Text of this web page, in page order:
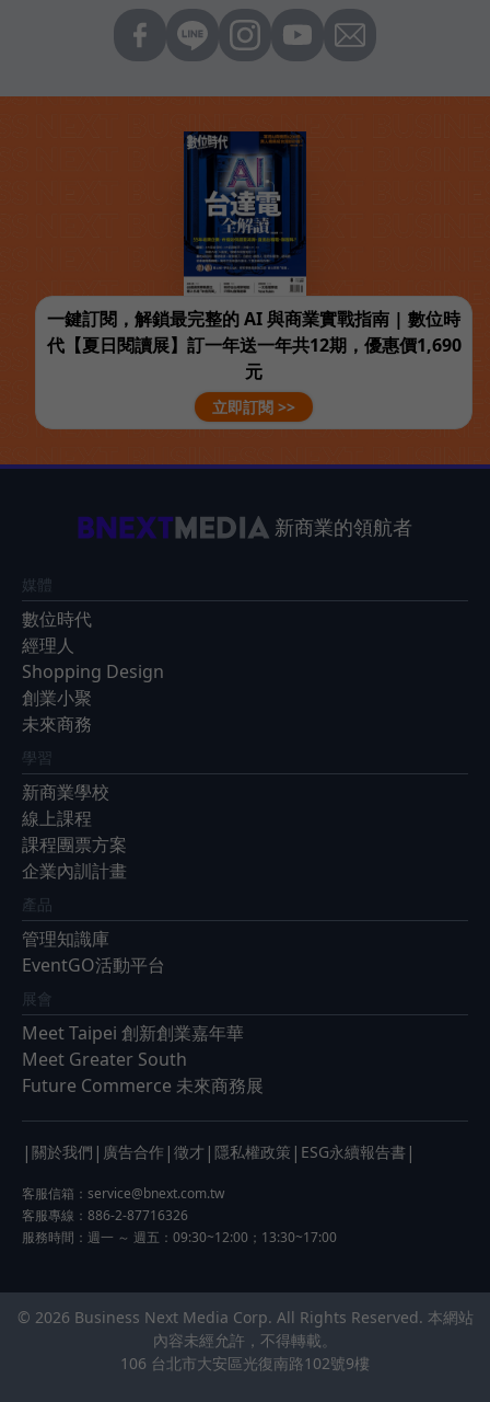
一鍵訂閱，解鎖最完整的 AI 與商業實戰指南 | 數位時
代【夏日閱讀展】訂一年送一年共12期，優惠價1,690
元
立即訂閱 >>
新商業的領航者
媒體
數位時代
經理人
Shopping Design
創業小聚
未來商務
學習
新商業學校
線上課程
課程團票方案
企業內訓計畫
產品
管理知識庫
EventGO活動平台
展會
Meet Taipei 創新創業嘉年華
Meet Greater South
Future Commerce 未來商務展
| 關於我們 | 廣告合作 | 徵才 | 隱私權政策 | ESG永續報告書 |
客服信箱： service@bnext.com.tw
客服專線：886-2-87716326
服務時間：週一 ～ 週五：09:30~12:00；13:30~17:00
© 2026 Business Next Media Corp. All Rights Reserved. 本網站
內容未經允許，不得轉載。
106 台北市大安區光復南路102號9樓